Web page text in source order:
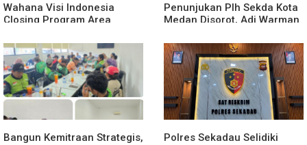
Wahana Visi Indonesia
Closing Program Area
Penunjukan Plh Sekda Kota
Medan Disorot, Adi Warman
Komitmen terhadap Sistem
Merit
Bangun Kemitraan Strategis,
Polres Sekadau Selidiki